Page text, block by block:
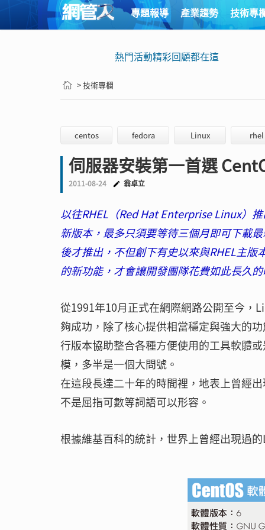
專題報導 產業趨勢 技術專
熱門活動精彩回顧都在這
> 技術專欄
centos fedora Linux rhel
伺服器安裝第一首選
2011-08-24 翁卓立
以往RHEL（Red Hat Enterprise Linux）
新版本，最多只須要等待三個月即可下載
後才推出，不但創下有史以來與RHEL主
的新功能，才會讓開發團隊花費如此長久
從1991年10月正式在網際網路公開至今，
夠成功，除了核心提供相當穩定與強大的
行版本協助整合各種方便使用的工具軟體
模，多半是一個大問號。
在這段長達二十年的時間裡，地表上曾經
不是屈指可數等詞語可以形容。
根據維基百科的統計，世界上曾經出現過